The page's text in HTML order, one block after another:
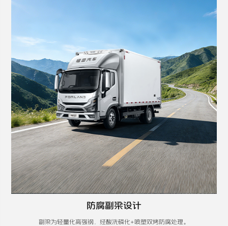
防腐副梁设计
副梁为轻量化高强钢，经酸洗磷化+喷塑双烤防腐处理。